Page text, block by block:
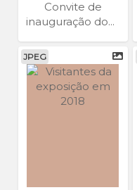
Convite de
inauguração do...
JPEG